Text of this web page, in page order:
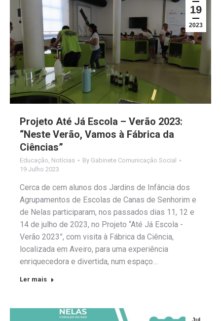
19
2023
Projeto Até Já Escola – Verão 2023:
“Neste Verão, Vamos à Fábrica da
Ciências”
Educação, Notícias By Gabinete Comunicação Social
19 Julho 2023
Cerca de cem alunos dos Jardins de Infância dos
Agrupamentos de Escolas de Canas de Senhorim e
de Nelas participaram, nos passados dias 11, 12 e
14 de julho de 2023, no Projeto “Até Já Escola -
Verão 2023”, com visita à Fábrica da Ciência,
localizada em Aveiro, para uma experiência
enriquecedora e divertida, num espaço…
Ler mais